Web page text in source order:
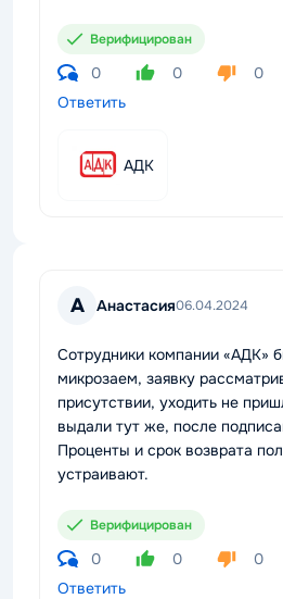
Верифицирован
0 0
0
Ответить
АДК
А Анастасия06.04.2024
Сотрудники компании «АДК»
микрозаем, заявку
присутствии, уходить не
выдали тут же, после
Проценты и срок возврата
устраивают.
Верифицирован
0 0
0
Ответить